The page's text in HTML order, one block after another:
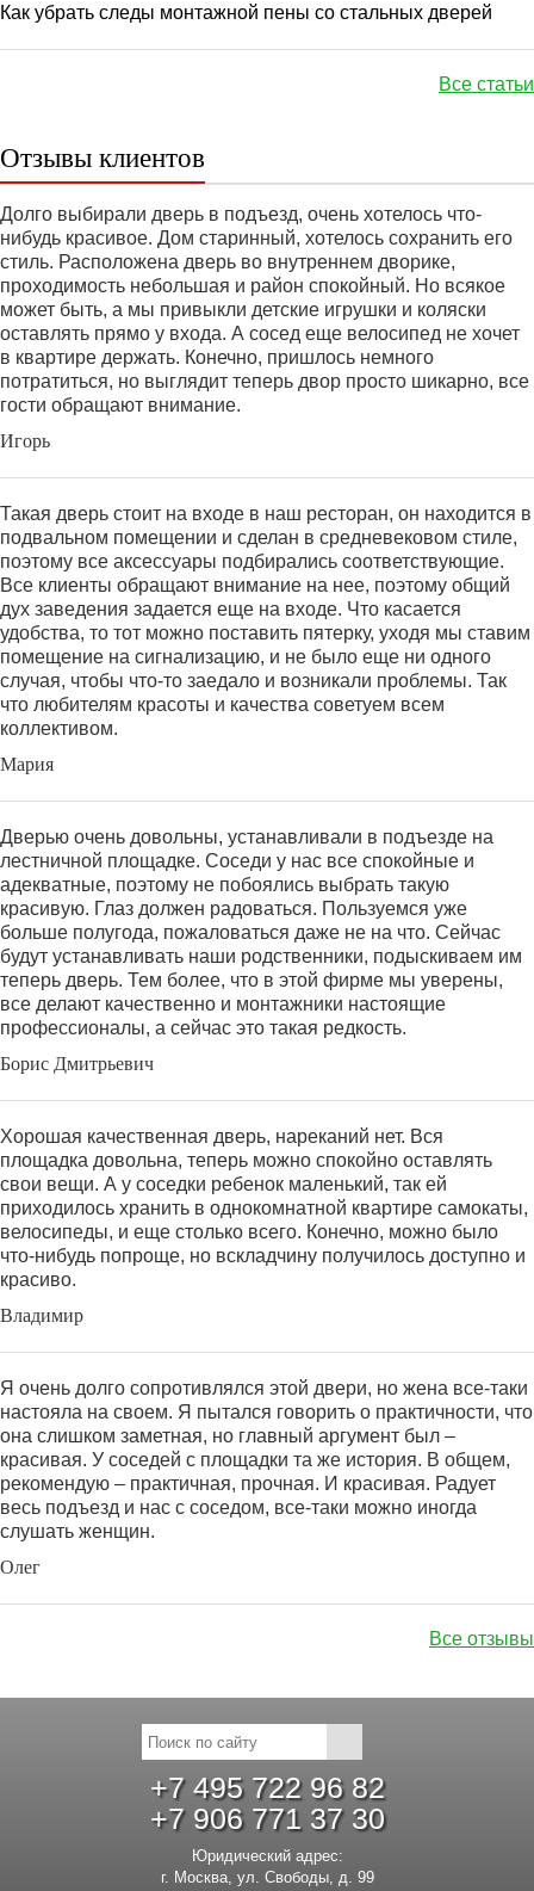
Как убрать следы монтажной пены со стальных дверей
Все статьи
Отзывы клиентов
Долго выбирали дверь в подъезд, очень хотелось что-
нибудь красивое. Дом старинный, хотелось сохранить его
стиль. Расположена дверь во внутреннем дворике,
проходимость небольшая и район спокойный. Но всякое
может быть, а мы привыкли детские игрушки и коляски
оставлять прямо у входа. А сосед еще велосипед не хочет
в квартире держать. Конечно, пришлось немного
потратиться, но выглядит теперь двор просто шикарно, все
гости обращают внимание.
Игорь
Такая дверь стоит на входе в наш ресторан, он находится в
подвальном помещении и сделан в средневековом стиле,
поэтому все аксессуары подбирались соответствующие.
Все клиенты обращают внимание на нее, поэтому общий
дух заведения задается еще на входе. Что касается
удобства, то тот можно поставить пятерку, уходя мы ставим
помещение на сигнализацию, и не было еще ни одного
случая, чтобы что-то заедало и возникали проблемы. Так
что любителям красоты и качества советуем всем
коллективом.
Мария
Дверью очень довольны, устанавливали в подъезде на
лестничной площадке. Соседи у нас все спокойные и
адекватные, поэтому не побоялись выбрать такую
красивую. Глаз должен радоваться. Пользуемся уже
больше полугода, пожаловаться даже не на что. Сейчас
будут устанавливать наши родственники, подыскиваем им
теперь дверь. Тем более, что в этой фирме мы уверены,
все делают качественно и монтажники настоящие
профессионалы, а сейчас это такая редкость.
Борис Дмитрьевич
Хорошая качественная дверь, нареканий нет. Вся
площадка довольна, теперь можно спокойно оставлять
свои вещи. А у соседки ребенок маленький, так ей
приходилось хранить в однокомнатной квартире самокаты,
велосипеды, и еще столько всего. Конечно, можно было
что-нибудь попроще, но вскладчину получилось доступно и
красиво.
Владимир
Я очень долго сопротивлялся этой двери, но жена все-таки
настояла на своем. Я пытался говорить о практичности, что
она слишком заметная, но главный аргумент был –
красивая. У соседей с площадки та же история. В общем,
рекомендую – практичная, прочная. И красивая. Радует
весь подъезд и нас с соседом, все-таки можно иногда
слушать женщин.
Олег
Все отзывы
+7 495 722 96 82
+7 906 771 37 30
Юридический адрес:
г. Москва, ул. Свободы, д. 99